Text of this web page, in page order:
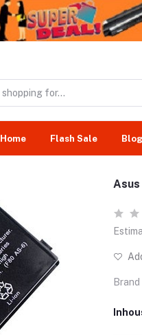
Home Flash Sale
Brand